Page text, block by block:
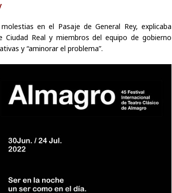
en el Pasaje de General Rey, explicaba
Real y miembros del equipo de gobierno
y “aminorar el problema”.